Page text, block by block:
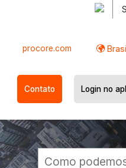
procore.com
Contato Login no